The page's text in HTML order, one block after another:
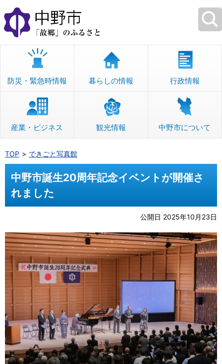
本
文
へ
移
防災・緊急時情報 暮らしの情報 行政情報
産業・ビジネス 観光情報 中野市について
TOP できごと写真館
中野市誕生20周年記念イベントが開催さ
れました
公開日 2025年10月23日